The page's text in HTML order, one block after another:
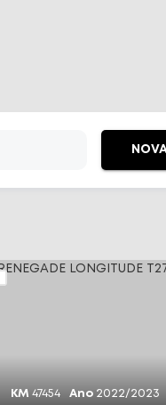
KM 47454 Ano 2022/2023